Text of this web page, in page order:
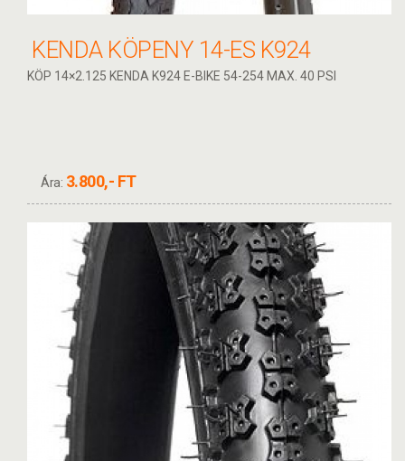
KENDA KÖPENY 14-ES K924
KÖP 14×2.125 KENDA K924 E-BIKE 54-254 MAX. 40 PSI
Ára: 3.800,- FT